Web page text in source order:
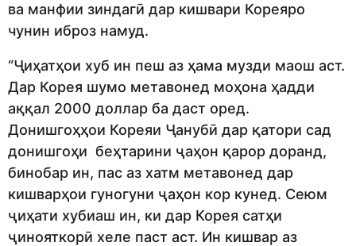
ва манфии зиндагӣ дар кишвари Кореяро
чунин иброз намуд.
“Ҷиҳатҳои хуб ин пеш аз ҳама музди маош аст.
Дар Корея шумо метавонед моҳона ҳадди
аққал 2000 доллар ба даст оред.
Донишгоҳҳои Кореяи Ҷанубӣ дар қатори сад
донишгоҳи беҳтарини ҷаҳон қарор доранд,
бинобар ин, пас аз хатм метавонед дар
кишварҳои гуногуни ҷаҳон кор кунед. Сеюм
ҷиҳати хубиаш ин, ки дар Корея сатҳи
ҷинояткорӣ хеле паст аст. Ин кишвар аз